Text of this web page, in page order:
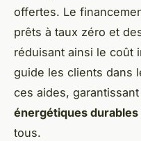
offertes. Le
prêts à taux zéro et
réduisant ainsi le coût
guide les clients dans
ces aides,
énergétiques durables
tous.